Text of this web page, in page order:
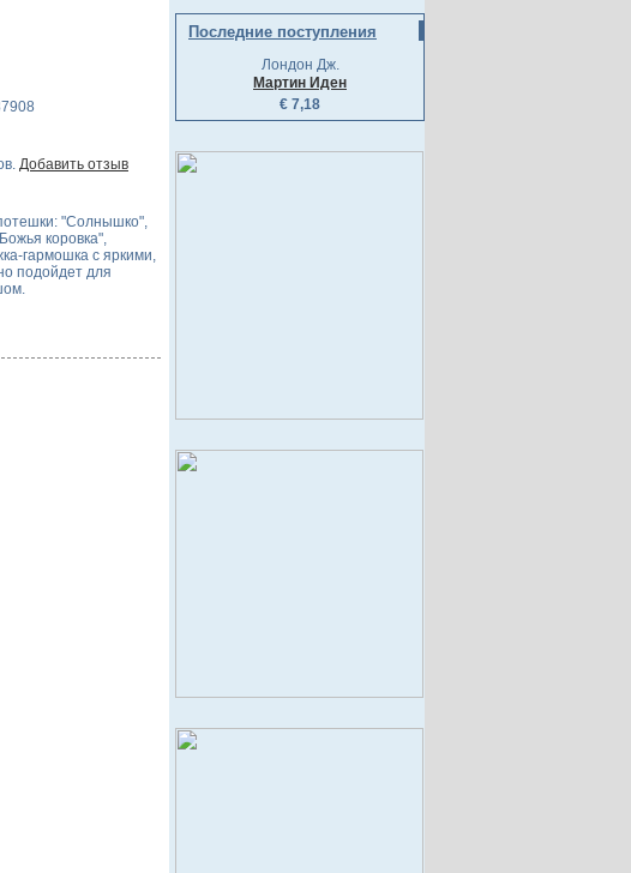
Добавить отзыв
"Солнышко",
коровка",
гармошка с яркими,
подойдет для
Последние поступления
Лондон Дж.
Мартин Иден
€ 7,18